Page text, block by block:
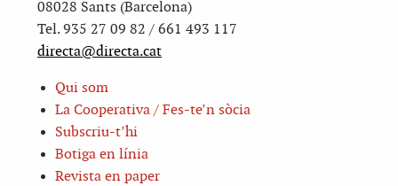
08028 Sants (Barcelona)
Tel. 935 27 09 82 / 661 493 117
directa@directa.cat
Qui som
La Cooperativa / Fes-te’n sòcia
Subscriu-t’hi
Botiga en línia
Revista en paper